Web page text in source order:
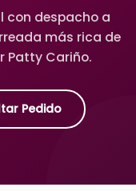
con despacho a
más rica de
Patty Cariño.
Pedido